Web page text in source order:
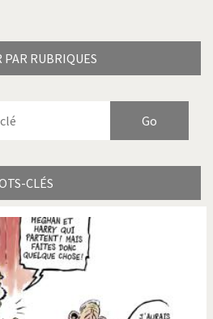
PAR RUBRIQUES
CLÉS
Bienvenue en Italie
Catholique ou pas très?
Crise grecque
Du printemps arabe à
l'hiver
Guerre en Syrie